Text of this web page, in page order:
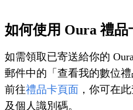
如何使用 Oura 禮品
如需領取已寄送給你的
郵件中的「查看我的數位
前往禮品卡頁面 ，你可在
及個人識別碼。